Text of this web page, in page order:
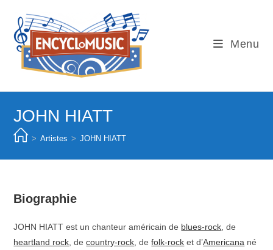
content
Menu
JOHN HIATT
> Artistes > JOHN HIATT
Biographie
JOHN HIATT est un chanteur américain de blues-rock , de
heartland rock , decountry-rock , defolk-rock et d’Americana né